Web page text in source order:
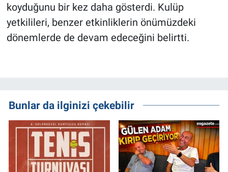
koyduğunu bir kez daha gösterdi. Kulüp
yetkilileri, benzer etkinliklerin önümüzdeki
dönemlerde de devam edeceğini belirtti.
Bunlar da ilginizi çekebilir